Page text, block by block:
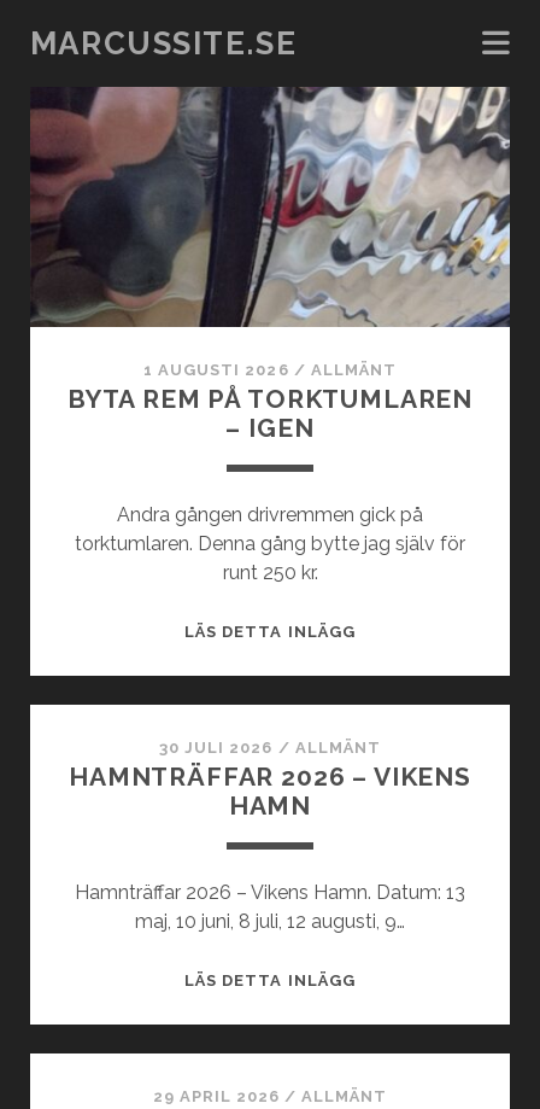
MARCUSSITE.SE
marcussite.se
Inlägg
1 AUGUSTI 2026 / ALLMÄNT
BYTA REM PÅ TORKTUMLAREN
– IGEN
Andra gången drivremmen gick på
torktumlaren. Denna gång bytte jag själv för
runt 250 kr.
LÄS DETTA INLÄGGBYTA
–
IGEN
30 JULI 2026 / ALLMÄNT
HAMNTRÄFFAR 2026 – VIKENS
HAMN
Hamnträffar 2026 – Vikens Hamn. Datum: 13
maj, 10 juni, 8 juli, 12 augusti, 9…
LÄS DETTA INLÄGGHAMNTRÄFFAR
HAMN
29 APRIL 2026 /ALLMÄNT